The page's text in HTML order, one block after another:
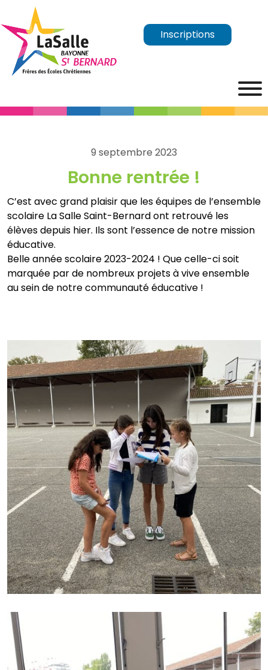
Inscriptions
9 septembre 2023
Bonne rentrée !
C’est avec grand plaisir que les équipes de l’ensemble
scolaire La Salle Saint-Bernard ont retrouvé les
élèves depuis hier. Ils sont l’essence de notre mission
éducative.
Belle année scolaire 2023-2024 ! Que celle-ci soit
marquée par de nombreux projets à vive ensemble
au sein de notre communauté éducative !